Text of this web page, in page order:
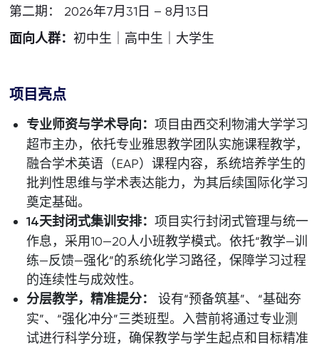
第二期： 2026年7月31日 – 8月13日
面向人群：初中生｜高中生｜大学生
项目亮点
专业师资与学术导向：项目由西交利物浦大学学习
超市主办，依托专业雅思教学团队实施课程教学，
融合学术英语（EAP）课程内容，系统培养学生的
批判性思维与学术表达能力，为其后续国际化学习
奠定基础。
14天封闭式集训安排：项目实行封闭式管理与统一
作息，采用10—20人小班教学模式。依托“教学—训
练—反馈—强化”的系统化学习路径，保障学习过程
的连续性与成效性。
分层教学，精准提分：设有“预备筑基”、“基础夯
实”、“强化冲分”三类班型。入营前将通过专业测
试进行科学分班，确保教学与学生起点和目标精准